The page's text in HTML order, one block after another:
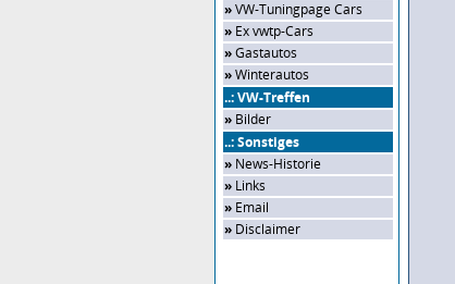
»VW-Tuningpage Cars
» Ex vwtp-Cars
»Gastautos
»Winterautos
..: VW-Treffen
» Bilder
..: Sonstiges
» News-Historie
» Links
» Email
» Disclaimer